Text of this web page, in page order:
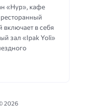
«Нур», кафе
в себя
зал «Ipak Yoli»
2026